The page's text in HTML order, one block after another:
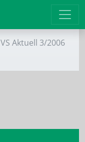
VS Aktuell 3/2006